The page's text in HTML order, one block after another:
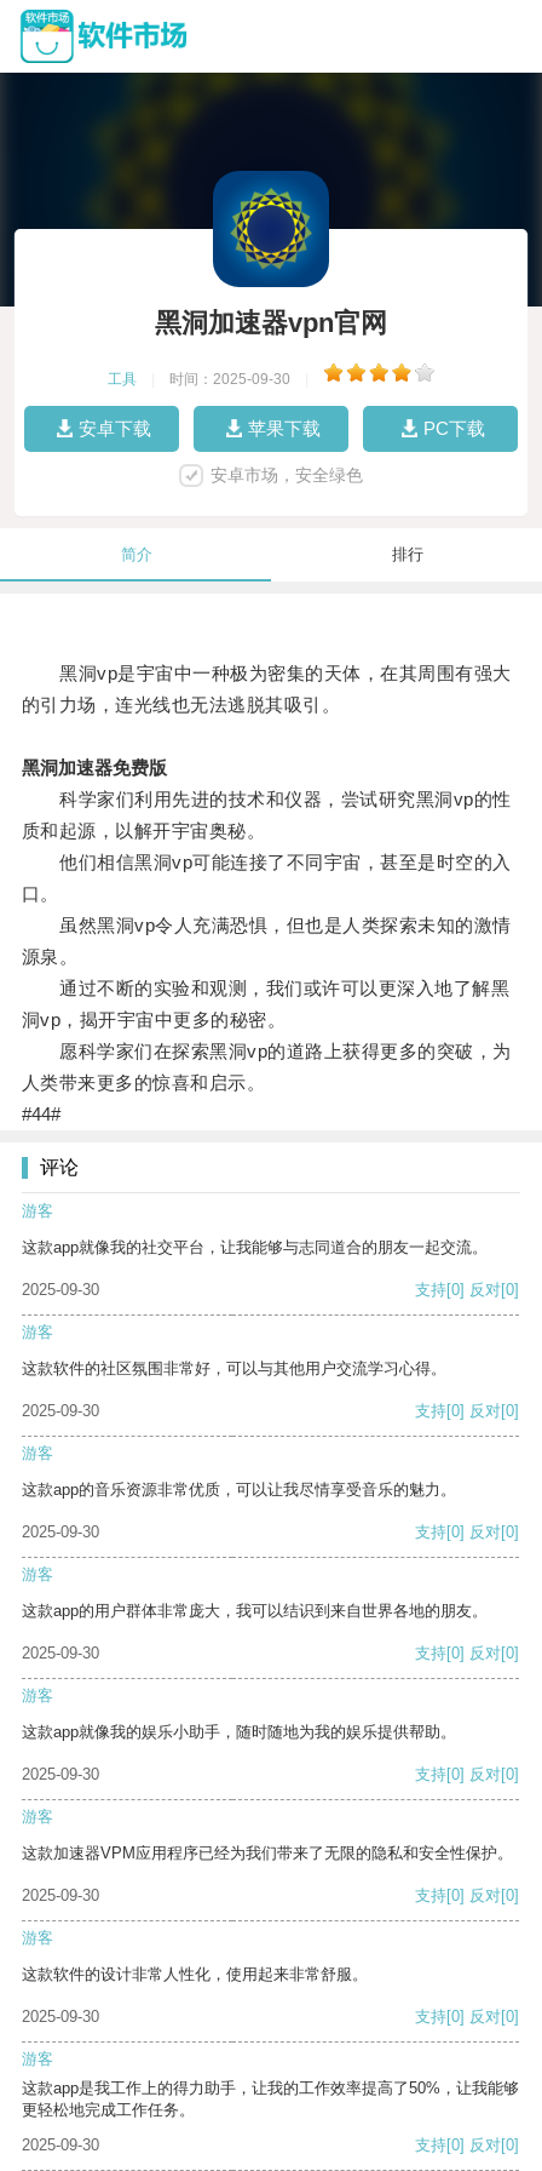
黑洞加速器vpn官网
工具 时间：2025-09-30
安卓下载 苹果下载 PC下载
安卓市场，安全绿色
简介 排行
黑洞vp是宇宙中一种极为密集的天体，在其周围有强大
的引力场，连光线也无法逃脱其吸引。
黑洞加速器免费版
科学家们利用先进的技术和仪器，尝试研究黑洞vp的性
质和起源，以解开宇宙奥秘。
他们相信黑洞vp可能连接了不同宇宙，甚至是时空的入
口。
虽然黑洞vp令人充满恐惧，但也是人类探索未知的激情
源泉。
通过不断的实验和观测，我们或许可以更深入地了解黑
洞vp，揭开宇宙中更多的秘密。
愿科学家们在探索黑洞vp的道路上获得更多的突破，为
人类带来更多的惊喜和启示。
#44#
评论
游客
这款app就像我的社交平台，让我能够与志同道合的朋友一起交流。
2025-09-30 支持[0] 反对[0]
游客
这款软件的社区氛围非常好，可以与其他用户交流学习心得。
2025-09-30 支持[0] 反对[0]
游客
这款app的音乐资源非常优质，可以让我尽情享受音乐的魅力。
2025-09-30 支持[0] 反对[0]
游客
这款app的用户群体非常庞大，我可以结识到来自世界各地的朋友。
2025-09-30 支持[0] 反对[0]
游客
这款app就像我的娱乐小助手，随时随地为我的娱乐提供帮助。
2025-09-30 支持[0] 反对[0]
游客
这款加速器VPM应用程序已经为我们带来了无限的隐私和安全性保护。
2025-09-30 支持[0] 反对[0]
游客
这款软件的设计非常人性化，使用起来非常舒服。
2025-09-30 支持[0] 反对[0]
游客
这款app是我工作上的得力助手，让我的工作效率提高了50%，让我能够
更轻松地完成工作任务。
2025-09-30
支持[0] 反对[0]